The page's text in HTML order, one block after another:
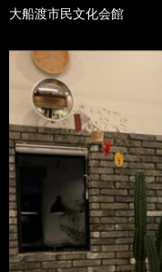
大船渡市民文化会館